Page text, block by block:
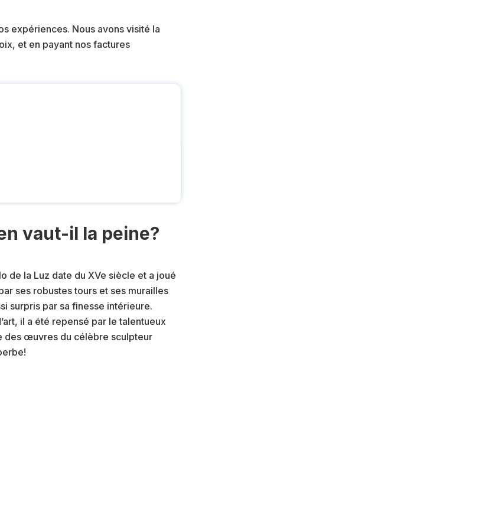
expériences. Nous avons visité la
et en payant nos factures
vaut-il la peine?
de la Luz date du XVe siècle et a joué
ses robustes tours et ses murailles
surpris par sa finesse intérieure.
il a été repensé par le talentueux
des œuvres du célèbre sculpteur